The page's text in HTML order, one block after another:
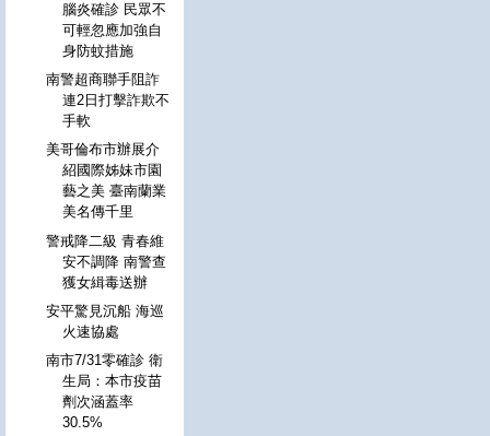
腦炎確診 民眾不
可輕忽應加強自
身防蚊措施
南警超商聯手阻詐
連2日打擊詐欺不
手軟
美哥倫布市辦展介
紹國際姊妹市園
藝之美 臺南蘭業
美名傳千里
警戒降二級 青春維
安不調降 南警查
獲女緝毒送辦
安平驚見沉船 海巡
火速協處
南市7/31零確診 衛
生局：本市疫苗
劑次涵蓋率
30.5%